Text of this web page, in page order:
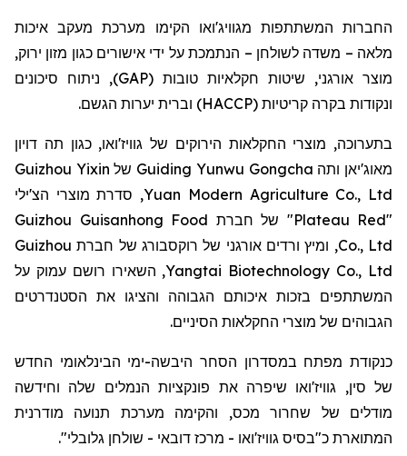
החברות המשתתפות מגוויג'ואו הקימו מערכת מעקב איכות
מלאה – משדה לשולחן – הנתמכת על ידי אישורים כגון מזון ירוק,
מוצר אורגני, שיטות חקלאיות טובות (GAP), ניתוח סיכונים
ונקודות בקרה קריטיות (HACCP) וברית יערות הגשם.
בתערוכה, מוצרי החקלאות הירוקים של גוויז'ואו, כגון תה דויון
מאוג'יאן ותה Guiding Yunwu Gongcha של
Guizhou Yixin
Yuan Modern Agriculture Co., Ltd, סדרת מוצרי הצ'ילי
"Plateau Red" של חברת Guizhou Guisanhong Food
Co., Ltd, ומיץ ורדים אורגני של רוקסבורג של חברת Guizhou
Yangtai Biotechnology Co., Ltd, השאירו רושם עמוק על
המשתתפים בזכות איכותם הגבוהה והציגו את הסטנדרטים
הגבוהים של מוצרי החקלאות הסיניים.
כנקודת מפתח במסדרון הסחר היבשה-ימי הבינלאומי החדש
של סין, גוויז'ואו שיפרה את פונקציות הנמלים שלה וחידשה
מודלים של שחרור מכס, והקימה מערכת תנועה מודרנית
המתוארת כ"בסיס גוויז'ואו - מרכז דובאי - שולחן גלובלי".